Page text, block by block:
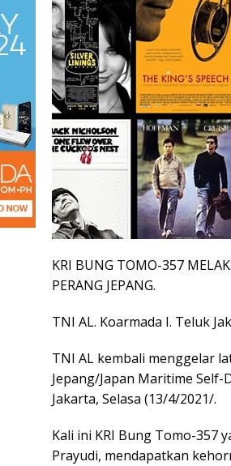
KRI BUNG TOMO-357
PERANG JEPANG.
TNI AL. Koarmada I. Teluk
TNI AL kembali menggelar
Jepang/Japan Maritime Self-
Jakarta, Selasa (13/4/2021/.
Kali ini KRI Bung Tomo-357
Prayudi, mendapatkan